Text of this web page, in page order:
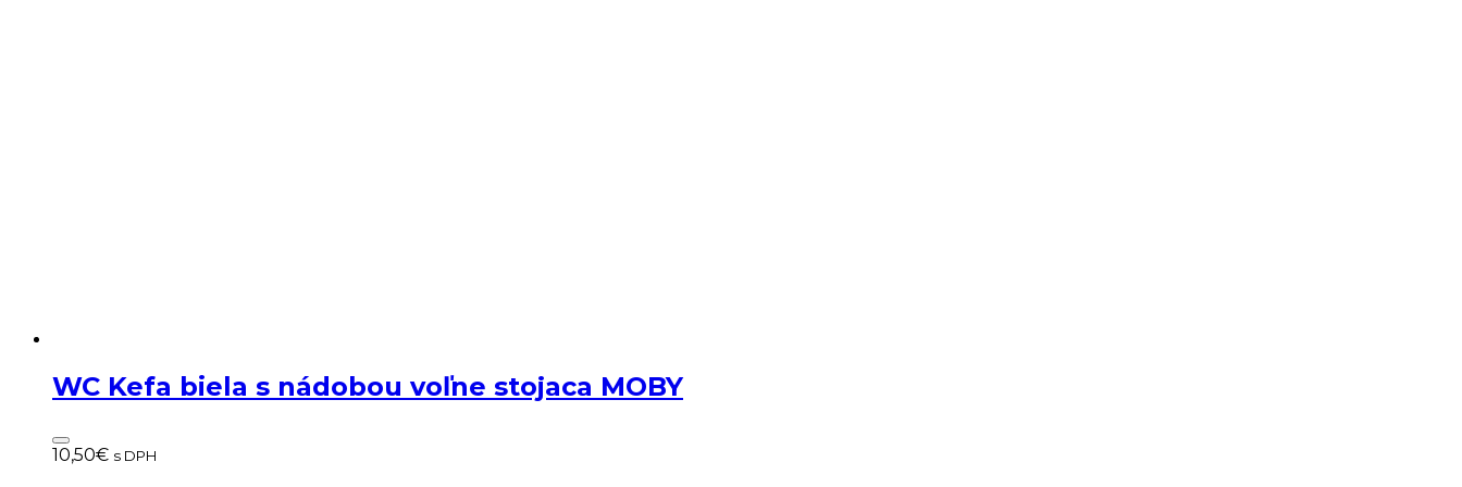
WC Kefa biela s nádobou voľne stojaca MOBY
10,50€ s DPH